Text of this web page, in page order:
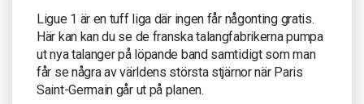
Ligue 1 är en tuff liga där ingen får någonting gratis.
Här kan kan du se de franska talangfabrikerna pumpa
ut nya talanger på löpande band samtidigt som man
får se några av världens största stjärnor när Paris
Saint-Germain går ut på planen.